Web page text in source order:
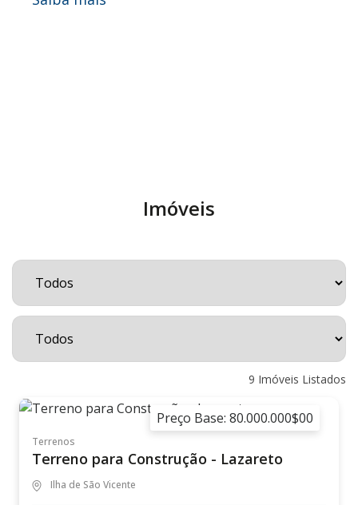
Imóveis
9 Imóveis Listados
Preço Base: 80.000.000$00
Terrenos
Terreno para Construção - Lazareto
Ilha de São Vicente